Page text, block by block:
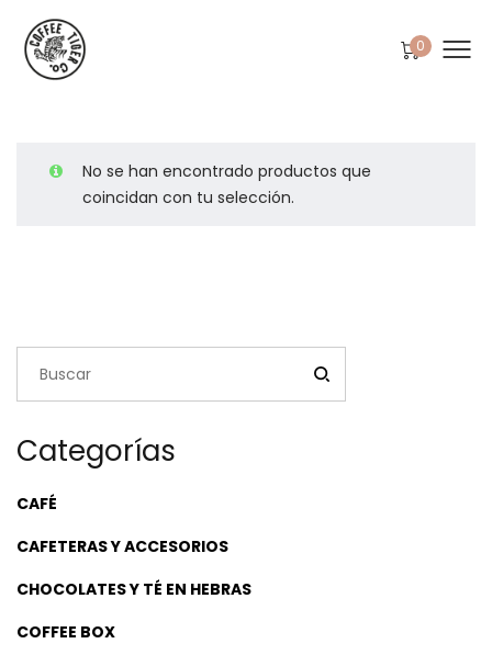
0
No se han encontrado productos que
coincidan con tu selección.
Categorías
CAFÉ
CAFETERAS Y ACCESORIOS
CHOCOLATES Y TÉ EN HEBRAS
COFFEE BOX